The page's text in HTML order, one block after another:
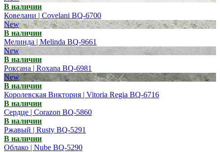
В наличии
Ковелани | Covelani BQ-6700
New
В наличии
Мелинда | Melinda BQ-9661
New
В наличии
Роксана | Roxana BQ-6981
New
В наличии
Королевская Виктория | Vitoria Regia BQ-6716
В наличии
Сердце | Corazon BQ-5860
В наличии
Ржавый | Rusty BQ-5291
В наличии
Облако | Nube BQ-5290